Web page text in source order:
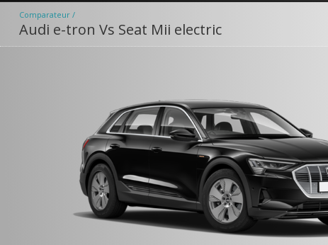
Comparateur /
Audi e-tron Vs Seat Mii electric